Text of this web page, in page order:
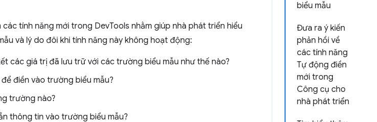
biểu mẫu
Đưa ra ý kiến
phản hồi về
các tính năng
Tự động điền
mới trong
Công cụ cho
nhà phát triển
tính năng mới trong DevTools nhằm giúp nhà phát triển hiểu
và lý do đôi khi tính năng này không hoạt động:
các giá trị đã lưu trữ với các trường biểu mẫu như thế nào?
điền vào trường biểu mẫu?
trường nào?
thông tin vào trường biểu mẫu?